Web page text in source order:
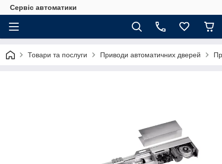
Сервіс автоматики
Товари та послуги Приводи автоматичних дверей